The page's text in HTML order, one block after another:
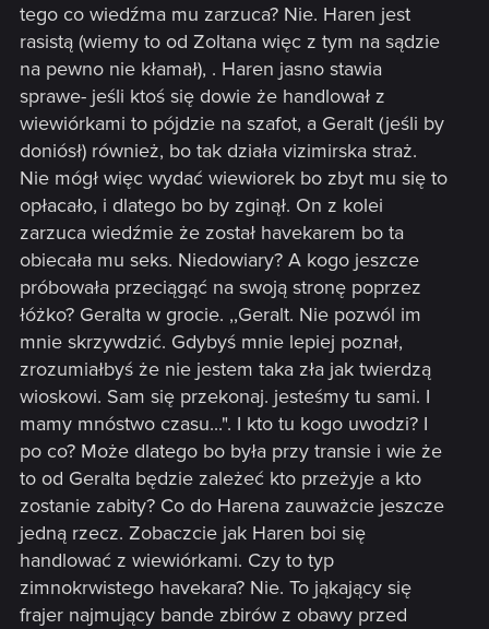
tego co wiedźma mu zarzuca? Nie. Haren jest
rasistą (wiemy to od Zoltana więc z tym na sądzie
na pewno nie kłamał), . Haren jasno stawia
sprawe- jeśli ktoś się dowie że handlował z
wiewiórkami to pójdzie na szafot, a Geralt (jeśli by
doniósł) również, bo tak działa vizimirska straż.
Nie mógł więc wydać wiewiorek bo zbyt mu się to
opłacało, i dlatego bo by zginął. On z kolei
zarzuca wiedźmie że został havekarem bo ta
obiecała mu seks. Niedowiary? A kogo jeszcze
próbowała przeciągąć na swoją stronę poprzez
łóżko? Geralta w grocie. ,,Geralt. Nie pozwól im
mnie skrzywdzić. Gdybyś mnie lepiej poznał,
zrozumiałbyś że nie jestem taka zła jak twierdzą
wioskowi. Sam się przekonaj. jesteśmy tu sami. I
mamy mnóstwo czasu...". I kto tu kogo uwodzi? I
po co? Może dlatego bo była przy transie i wie że
to od Geralta będzie zależeć kto przeżyje a kto
zostanie zabity? Co do Harena zauważcie jeszcze
jedną rzecz. Zobaczcie jak Haren boi się
handlować z wiewiórkami. Czy to typ
zimnokrwistego havekara? Nie. To jąkający się
frajer najmujący bande zbirów z obawy przed